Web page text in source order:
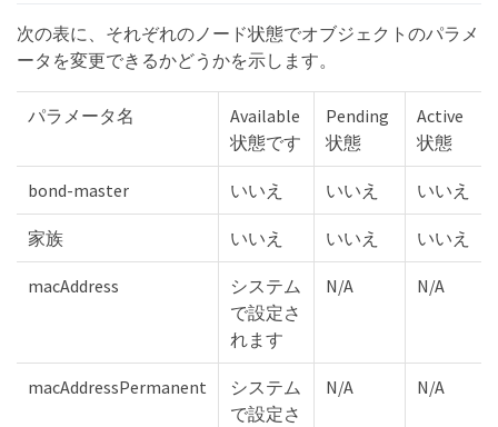
次の表に、それぞれのノード状態でオブジェクトのパラメ
ータを変更できるかどうかを示します。
パラメータ名
Available
状態です
Pending
状態
Active
状態
bond-master いいえ いいえ いいえ
家族 いいえ いいえ いいえ
macAddress
システム
で設定さ
れます
N/A N/A
macAddressPermanent
システム
で設定さ
N/A N/A